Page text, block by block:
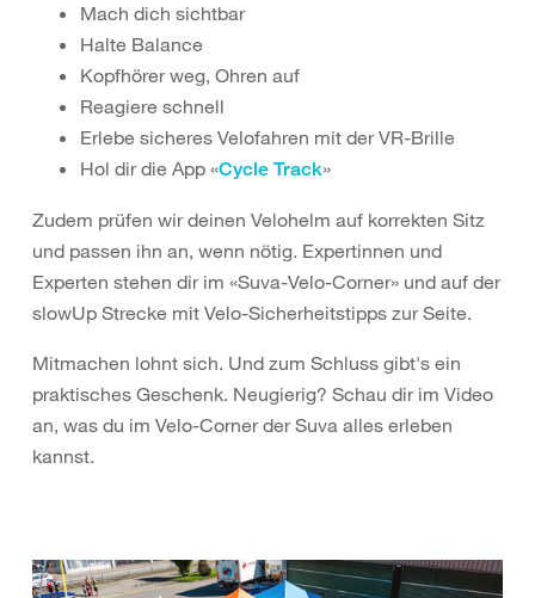
Mach dich sichtbar
Halte Balance
Kopfhörer weg, Ohren auf
Reagiere schnell
Erlebe sicheres Velofahren mit der VR-Brille
Hol dir die App «Cycle Track»
Zudem prüfen wir deinen Velohelm auf korrekten Sitz
und passen ihn an, wenn nötig. Expertinnen und
Experten stehen dir im «Suva-Velo-Corner» und auf der
slowUp Strecke mit Velo-Sicherheitstipps zur Seite.
Mitmachen lohnt sich. Und zum Schluss gibt's ein
praktisches Geschenk. Neugierig? Schau dir im Video
an, was du im Velo-Corner der Suva alles erleben
kannst.